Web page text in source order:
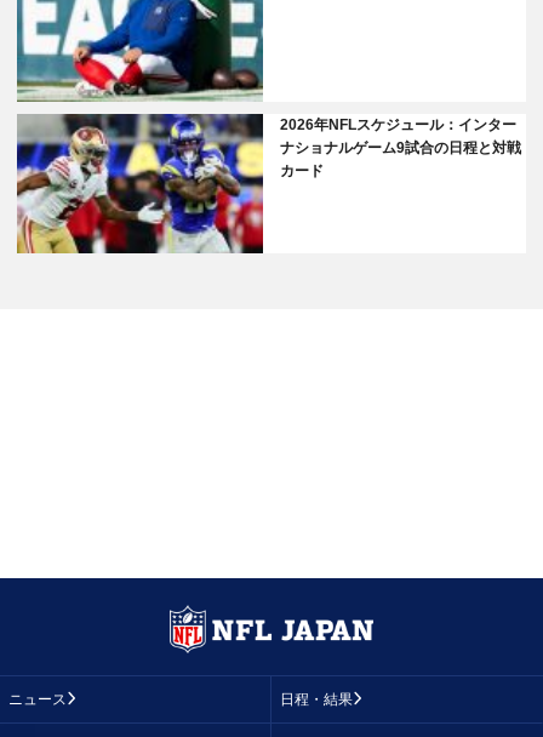
2026年NFLスケジュール：インター
ナショナルゲーム9試合の日程と対戦
カード
ニュース 日程・結果